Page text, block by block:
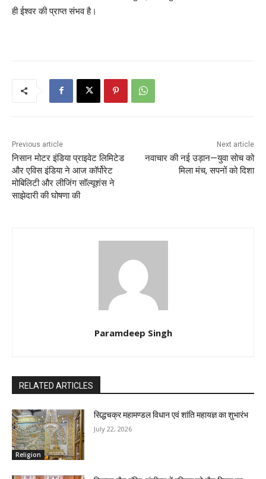
ही ईश्वर की प्राप्त संभव है।
Previous article
निसान मोटर इंडिया प्राइवेट लिमिटेड
और एविस इंडिया ने आज कॉर्पोरेट
मोबिलिटी और लीजिंग सॉल्यूशंस ने
साझेदारी की घोषणा की
Next article
नवाचार की नई उड़ान—युवा सोच को
मिला मंच, सपनों को दिशा
Paramdeep Singh
RELATED ARTICLES
Religion
सिद्धचक्र महामण्डल विधान एवं शांति महायज्ञ का शुभारंभ
July 22, 2026